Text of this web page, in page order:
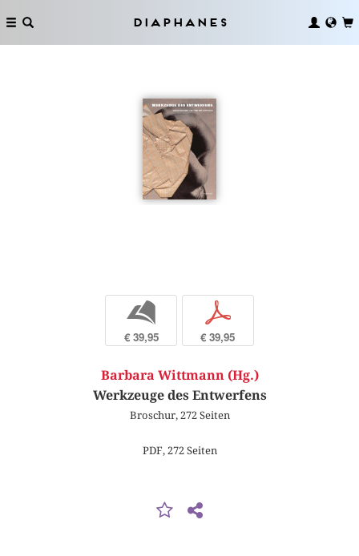
Diaphanes
b
€ 39,95
p
€ 39,95
Barbara Wittmann (Hg.)
Werkzeuge des Entwerfens
Broschur, 272 Seiten
PDF, 272 Seiten